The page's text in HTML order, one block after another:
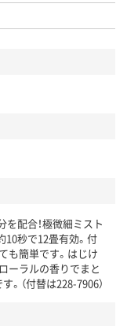
配合！極微細ミスト
10秒で12畳有効。付
も簡単です。はじけ
ーラルの香りでまと
（付替は228-7906）